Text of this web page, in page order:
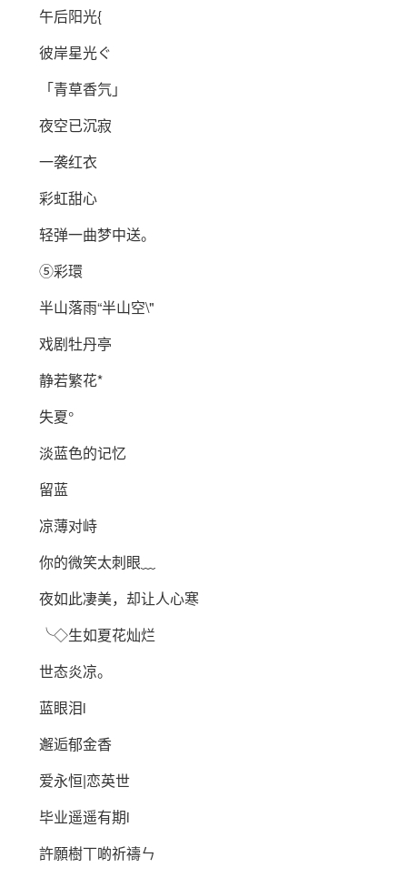
午后阳光{
彼岸星光ぐ
「青草香氕」
夜空已沉寂
一袭红衣
彩虹甜心
轻弹一曲梦中送。
⑤彩環
半山落雨“半山空\"
戏剧牡丹亭
静若繁花*
失夏°
淡蓝色的记忆
留蓝
凉薄对峙
你的微笑太刺眼﹏
夜如此凄美，却让人心寒
╰◇生如夏花灿烂
世态炎凉。
蓝眼泪i
邂逅郁金香
爱永恒|恋英世
毕业遥遥有期i
許願樹丅啲祈禱ㄣ